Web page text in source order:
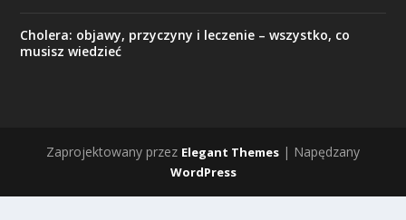
Cholera: objawy, przyczyny i leczenie – wszystko, co
musisz wiedzieć
Zaprojektowany przez Elegant Themes | Napędzany
WordPress